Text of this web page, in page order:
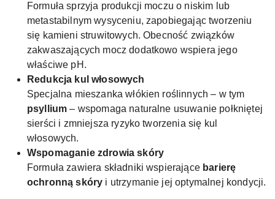
Formuła sprzyja produkcji moczu o niskim lub
metastabilnym wysyceniu, zapobiegając tworzeniu
się kamieni struwitowych. Obecność związków
zakwaszających mocz dodatkowo wspiera jego
właściwe pH.
Redukcja kul włosowych
Specjalna mieszanka włókien roślinnych – w tym
psyllium – wspomaga naturalne usuwanie połkniętej
sierści i zmniejsza ryzyko tworzenia się kul
włosowych.
Wspomaganie zdrowia skóry
Formuła zawiera składniki wspierające barierę
ochronną skóry i utrzymanie jej optymalnej kondycji.